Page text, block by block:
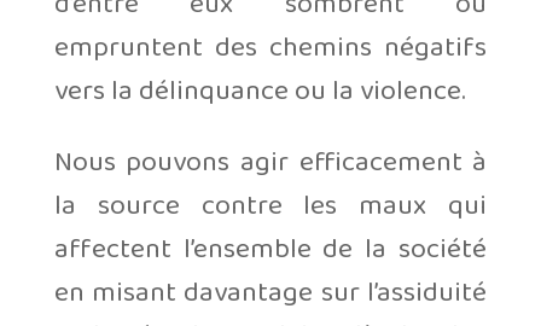
empruntent des chemins négatifs
vers la délinquance ou la violence.
Nous pouvons agir efficacement à
la source contre les maux qui
affectent l’ensemble de la société
en misant davantage sur l’assiduité